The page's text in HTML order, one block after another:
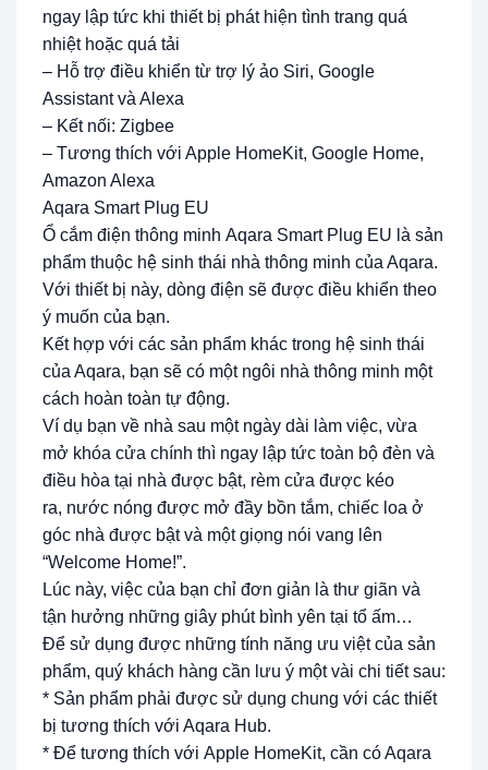
ngay lập tức khi thiết bị phát hiện tình trang quá
nhiệt hoặc quá tải
– Hỗ trợ điều khiển từ trợ lý ảo Siri, Google
Assistant và Alexa
– Kết nối: Zigbee
– Tương thích với Apple HomeKit, Google Home,
Amazon Alexa
Aqara Smart Plug EU
Ổ cắm điện thông minh Aqara Smart Plug EU là sản
phẩm thuộc hệ sinh thái nhà thông minh của Aqara.
Với thiết bị này, dòng điện sẽ được điều khiển theo
ý muốn của bạn.
Kết hợp với các sản phẩm khác trong hệ sinh thái
của Aqara, bạn sẽ có một ngôi nhà thông minh một
cách hoàn toàn tự động.
Ví dụ bạn về nhà sau một ngày dài làm việc, vừa
mở khóa cửa chính thì ngay lập tức toàn bộ đèn và
điều hòa tại nhà được bật, rèm cửa được kéo
ra, nước nóng được mở đầy bồn tắm, chiếc loa ở
góc nhà được bật và một giọng nói vang lên
“Welcome Home!”.
Lúc này, việc của bạn chỉ đơn giản là thư giãn và
tận hưởng những giây phút bình yên tại tổ ấm…
Để sử dụng được những tính năng ưu việt của sản
phẩm, quý khách hàng cần lưu ý một vài chi tiết sau:
* Sản phẩm phải được sử dụng chung với các thiết
bị tương thích với Aqara Hub.
* Để tương thích với Apple HomeKit, cần có Aqara